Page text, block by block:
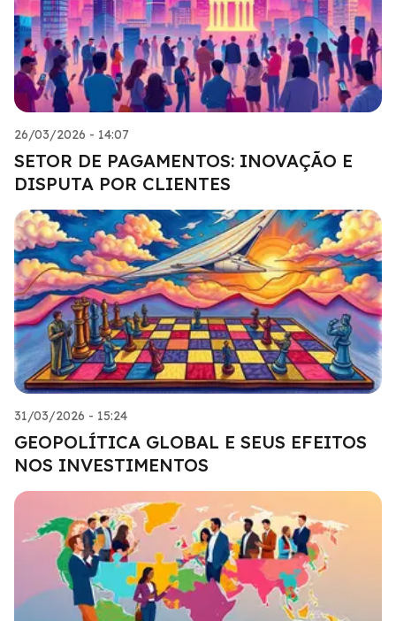
26/03/2026 - 14:07
SETOR DE PAGAMENTOS: INOVAÇÃO E
DISPUTA POR CLIENTES
31/03/2026 - 15:24
GEOPOLÍTICA GLOBAL E SEUS EFEITOS
NOS INVESTIMENTOS